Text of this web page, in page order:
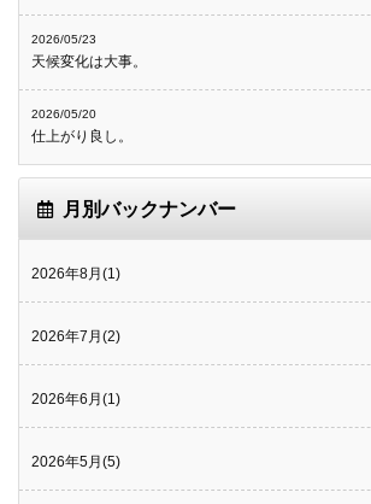
2026/05/23
天候変化は大事。
2026/05/20
仕上がり良し。
月別バックナンバー
2026年8月(1)
2026年7月(2)
2026年6月(1)
2026年5月(5)